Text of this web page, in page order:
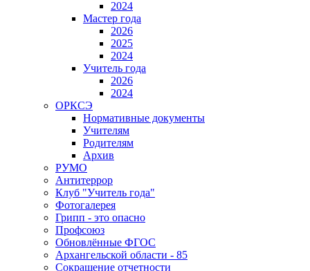
2024
Мастер года
2026
2025
2024
Учитель года
2026
2024
ОРКСЭ
Нормативные документы
Учителям
Родителям
Архив
РУМО
Антитеррор
Клуб "Учитель года"
Фотогалерея
Грипп - это опасно
Профсоюз
Обновлённые ФГОС
Архангельской области - 85
Сокращение отчетности